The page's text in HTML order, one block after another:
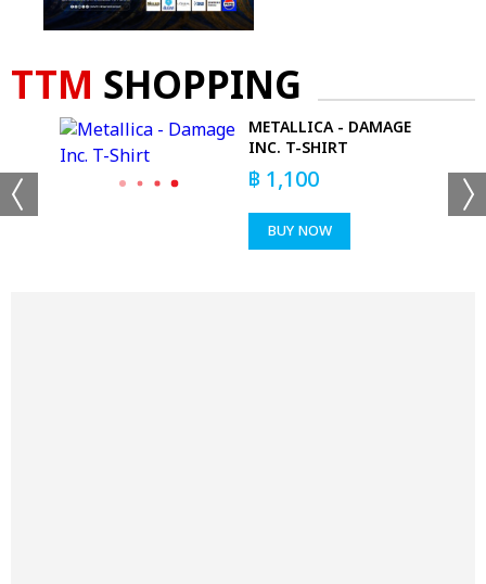
TTM SHOPPING
METALLICA - DAMAGE
INC. T-SHIRT
฿ 1,100
BUY NOW